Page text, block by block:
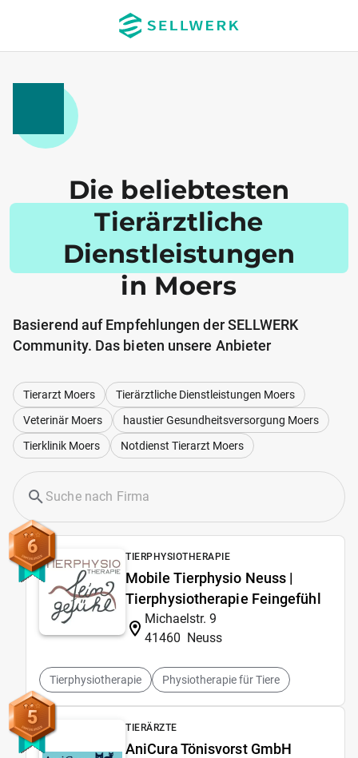
Die beliebtesten
Tierärztliche
Dienstleistungen
in Moers
Basierend auf Empfehlungen der SELLWERK
Community. Das bieten unsere Anbieter
Tierarzt Moers
Tierärztliche Dienstleistungen Moers
Veterinär Moers
haustier Gesundheitsversorgung Moers
Tierklinik Moers
Notdienst Tierarzt Moers
6 TIERPHYSIOTHERAPIE
Mobile Tierphysio Neuss |
Tierphysiotherapie Feingefühl
Michaelstr. 9
41460 Neuss
Tierphysiotherapie Physiotherapie für Tiere
5 TIERÄRZTE
AniCura Tönisvorst GmbH